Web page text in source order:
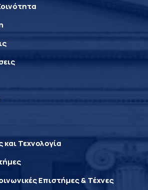
και Τεχνολογία
Επιστήμες & Τέχνες